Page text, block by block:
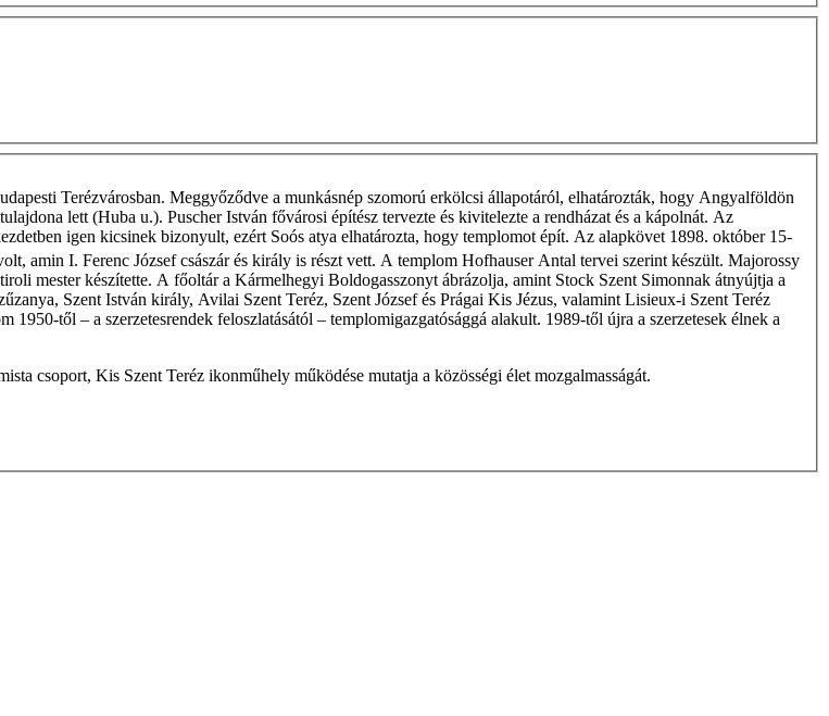
Terézvárosban. Meggyőződve a munkásnép szomorú erkölcsi állapotáról, elhatározták, hogy Angyalföldön
lett (Huba u.). Puscher István fővárosi építész tervezte és kivitelezte a rendházat és a kápolnát. Az
igen kicsinek bizonyult, ezért Soós atya elhatározta, hogy templomot épít. Az alapkövet 1898. október 15-
amin I. Ferenc József császár és király is részt vett. A templom Hofhauser Antal tervei szerint készült. Majorossy
mester készítette. A főoltár a Kármelhegyi Boldogasszonyt ábrázolja, amint Stock Szent Simonnak átnyújtja a
Szent István király, Avilai Szent Teréz, Szent József és Prágai Kis Jézus, valamint Lisieux-i Szent Teréz
től – a szerzetesrendek feloszlatásától – templomigazgatósággá alakult. 1989-től újra a szerzetesek élnek a
csoport, Kis Szent Teréz ikonműhely működése mutatja a közösségi élet mozgalmasságát.